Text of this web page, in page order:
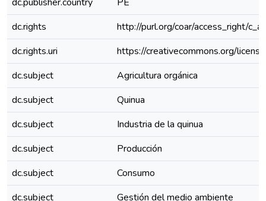
dc.rights
http://purl.org/coar/access_right/
dc.rights.uri
https://creativecommons.org/
dc.subject
Agricultura orgánica
dc.subject
Quinua
dc.subject
Industria de la quinua
dc.subject
Producción
dc.subject
Consumo
dc.subject
Gestión del medio ambiente